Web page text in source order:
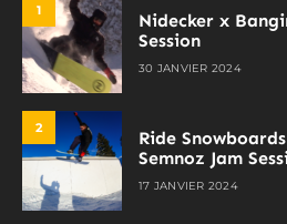
1
Nidecker x
Session
30 JANVIER 2024
2
Ride
Semnoz Jam
17 JANVIER 2024